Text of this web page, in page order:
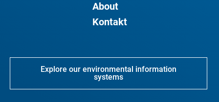
About
Kontakt
Explore our environmental information
systems